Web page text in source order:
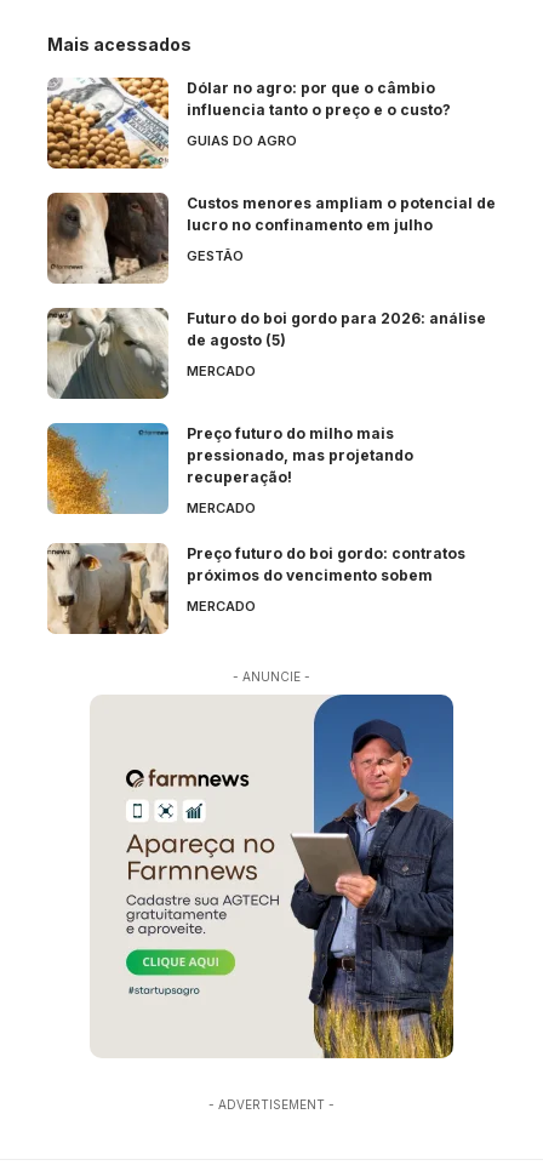
Mais acessados
Dólar no agro: por que o câmbio
influencia tanto o preço e o custo?
GUIAS DO AGRO
Custos menores ampliam o potencial de
lucro no confinamento em julho
GESTÃO
Futuro do boi gordo para 2026: análise
de agosto (5)
MERCADO
Preço futuro do milho mais
pressionado, mas projetando
recuperação!
MERCADO
Preço futuro do boi gordo: contratos
próximos do vencimento sobem
MERCADO
- ANUNCIE -
- ADVERTISEMENT -